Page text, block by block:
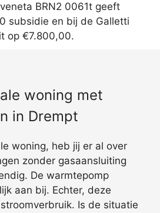
BRN2 0061t geeft
subsidie en bij de Galletti
op €7.800,00.
woning met
in Drempt
woning, heb jij er al over
zonder gasaansluiting
De warmtepomp
aan bij. Echter, deze
Is de situatie